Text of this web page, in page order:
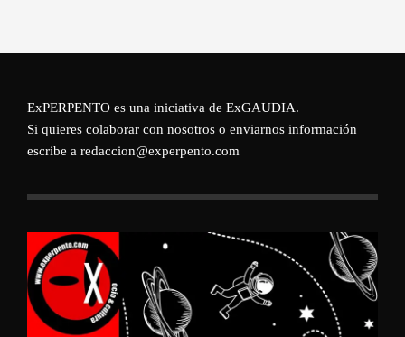
ExPERPENTO es una iniciativa de ExGAUDIA.
Si quieres colaborar con nosotros o enviarnos información
escribe a redaccion@experpento.com